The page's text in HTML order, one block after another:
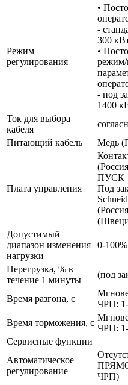
Режим
регулирования
•
-
300
•
режим/
- под
1400
Ток для выбора
кабеля
Питающий кабель
Медь
Плата управления
ПУСК
Под
Допустимый
диапазон изменения
нагрузки
0-100%
Перегрузка, % в
течение 1 минуты
(под
Время разгона, с
ЧРП: 1-
Время торможения, с
ЧРП: 1-
Сервисные функции
Автоматическое
регулирование
ЧРП)